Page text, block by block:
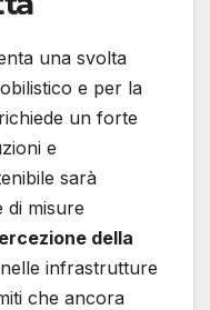
una svolta
e per la
un forte
e
sarà
di misure
della
infrastrutture
che ancora